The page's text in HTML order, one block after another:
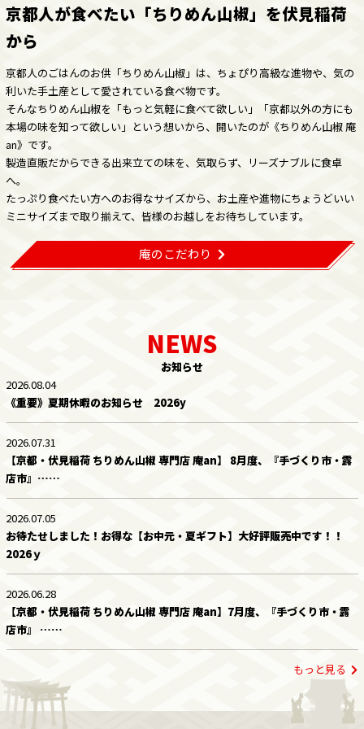
京都人が食べたい「ちりめん山椒」を伏見稲荷
から
京都人のごはんのお供「ちりめん山椒」は、ちょぴり高級な進物や、気の
利いた手土産として愛されている食べ物です。
そんなちりめん山椒を「もっと気軽に食べて欲しい」「京都以外の方にも
本場の味を知って欲しい」という想いから、開いたのが《ちりめん山椒 庵
an》です。
製造直販だからできる出来立ての味を、気取らず、リーズナブルに食卓
へ。
たっぷり食べたい方へのお得なサイズから、お土産や進物にちょうどいい
ミニサイズまで取り揃えて、皆様のお越しをお待ちしています。
庵のこだわり
お知らせ
《重要》夏期休暇のお知らせ 2026y
2026.08.04
【京都・伏見稲荷 ちりめん山椒 専門店 庵an】 8月度、『手づくり市・露
店市』……
2026.07.31
お待たせしました！お得な【お中元・夏ギフト】大好評販売中です！！
2026ｙ
2026.07.05
【京都・伏見稲荷 ちりめん山椒 専門店 庵an】7月度、『手づくり市・露
店市』 ……
2026.06.28
もっと見る